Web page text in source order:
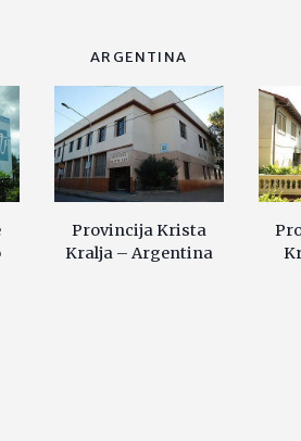
ARGENTINA
Provincija Krista
Kralja – Argentina